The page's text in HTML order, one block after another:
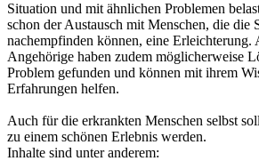
Situation und mit ähnlichen Problemen
schon der Austausch mit Menschen, die die
nachempfinden können, eine Erleichterung.
Angehörige haben zudem möglicherweise
Problem gefunden und können mit ihrem
Erfahrungen helfen.
Auch für die erkrankten Menschen selbst
zu einem schönen Erlebnis werden.
Inhalte sind unter anderem: